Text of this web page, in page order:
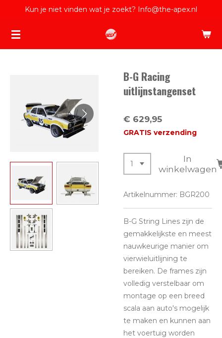
naar
de
Kun je niet vinden wat je zoekt? Info@the-apex.nl
B-G Racing
uitlijnstangenset
€ 629,95
GRATIS verzending
In
winkelwagen
Artikelnummer: BGR200
B-G String Lines zijn de
gemakkelijkste en meest
nauwkeurige manier om
vierwieluitlijning te
bereiken. De frames zijn
volledig verstelbaar om
montage op een breed
scala aan auto's mogelijk
te maken en kunnen aan
het voertuig worden